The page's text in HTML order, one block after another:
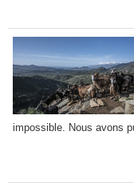
impossible. Nous avons